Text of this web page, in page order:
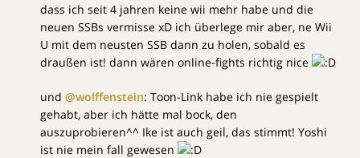
dass ich seit 4 jahren keine wii mehr habe und die
neuen SSBs vermisse xD ich überlege mir aber, ne Wii
U mit dem neusten SSB dann zu holen, sobald es
draußen ist! dann wären online-fights richtig nice
und @wolffenstein: Toon-Link habe ich nie gespielt
gehabt, aber ich hätte mal bock, den
auszuprobieren^^ Ike ist auch geil, das stimmt! Yoshi
ist nie mein fall gewesen